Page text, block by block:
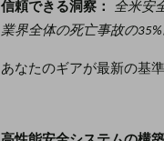
信頼できる洞察：
全米安
業界全体の死亡事故の
あなたのギアが最新の基